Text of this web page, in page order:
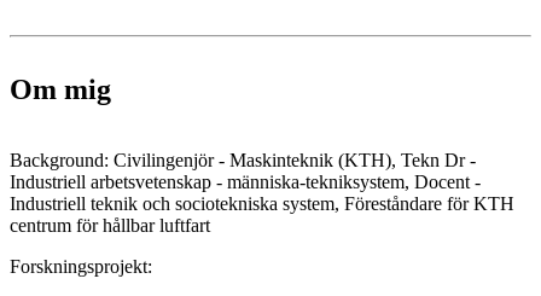
Om mig
Background: Civilingenjör - Maskinteknik (KTH), Tekn Dr -
Industriell arbetsvetenskap - människa-tekniksystem, Docent -
Industriell teknik och sociotekniska system, Föreståndare för KTH
centrum för hållbar luftfart
Forskningsprojekt: